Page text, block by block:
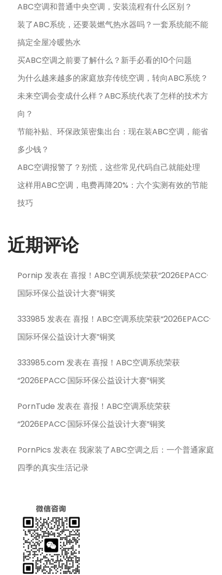
ABC空调和普通中央空调，安装流程有什么区别？
装了ABC系统，还要装燃气热水器吗？一套系统能不能
搞定全屋冷暖热水
买ABC空调之前要了解什么？新手必看的10个问题
为什么越来越多的家庭放弃传统空调，转向ABC系统？
未来空调会变成什么样？ABC系统代表了怎样的技术方
向？
节能补贴、环保政策密集出台：现在装ABC空调，能省
多少钱？
ABC空调报警了？别慌，这些常见代码自己就能处理
这样用ABC空调，电费再降20%：六个实测有效的节能
技巧
近期评论
Pornip 发表在喜报！ABC空调系统荣获“2026EPACC·
国际环保公益设计大赛”铜奖
333985 发表在喜报！ABC空调系统荣获“2026EPACC·
国际环保公益设计大赛”铜奖
333985.com 发表在喜报！ABC空调系统荣获
“2026EPACC·国际环保公益设计大赛”铜奖
PornTude 发表在喜报！ABC空调系统荣获
“2026EPACC·国际环保公益设计大赛”铜奖
PornPics 发表在我家装了ABC空调之后：一个普通家庭
四季的真实生活记录